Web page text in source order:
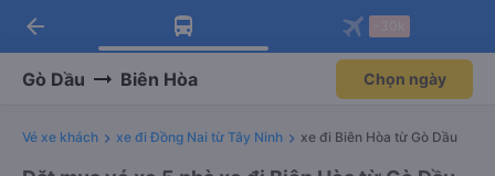
Tải app Vexere ngay!
Nhận ưu đãi thành viên độc
Mở app
Tải app Vexere
-30k/ghế khi đặt vé máy bay qua
Mở app
arrow_back
Gò Dầu Biên Hòa Chọn ngày
Vé xe khách xe đi Đồng Nai từ Tây Ninh xe đi Biên Hòa từ Gò Dầu